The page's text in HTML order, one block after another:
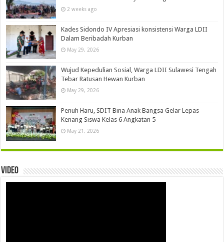
2 weeks ago
Kades Sidondo IV Apresiasi konsistensi Warga LDII
Dalam Beribadah Kurban
May 29, 2026
Wujud Kepedulian Sosial, Warga LDII Sulawesi Tengah
Tebar Ratusan Hewan Kurban
May 29, 2026
Penuh Haru, SDIT Bina Anak Bangsa Gelar Lepas
Kenang Siswa Kelas 6 Angkatan 5
May 21, 2026
Video